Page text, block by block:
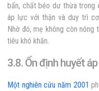
bẩn, chất béo dư thừa trong
áp lực với thận và duy trì
Nhờ đó, mẹ không còn nóng
tiêu khó khăn.
3.8. Ổn định huyết
Một nghiên cứu năm 2001